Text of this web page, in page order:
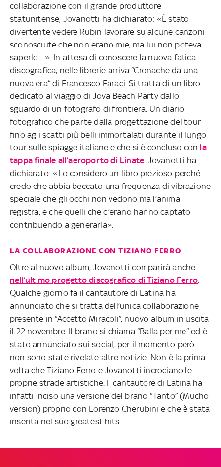
collaborazione con il grande produttore
statunitense, Jovanotti ha dichiarato: «È stato
divertente vedere Rubin lavorare su alcune canzoni
sconosciute che non erano mie, ma lui non poteva
saperlo…». In attesa di conoscere la nuova fatica
discografica, nelle librerie arriva “Cronache da una
nuova era” di Francesco Faraci. Si tratta di un libro
dedicato al viaggio di Jova Beach Party dallo
sguardo di un fotografo di frontiera. Un diario
fotografico che parte dalla progettazione del tour
fino agli scatti più belli immortalati durante il lungo
tour sulle spiagge italiane e che si è concluso con la
tappa finale all’aeroporto di Linate . Jovanotti ha
dichiarato: «Lo considero un libro prezioso perché
credo che abbia beccato una frequenza di vibrazione
speciale che gli occhi non vedono ma l’anima
registra, e che quelli che c’erano hanno captato
contribuendo a generarla».
LA COLLABORAZIONE CON TIZIANO FERRO
Oltre al nuovo album, Jovanotti comparirà anche
nell’ultimo progetto discografico di Tiziano Ferro
Qualche giorno fa il cantautore di Latina ha
annunciato che si tratta dell’unica collaborazione
presente in “Accetto Miracoli”, nuovo album in uscita
il 22 novembre. Il brano si chiama “Balla per me” ed è
stato annunciato sui social, per il momento però
non sono state rivelate altre notizie. Non è la prima
volta che Tiziano Ferro e Jovanotti incrociano le
proprie strade artistiche. Il cantautore di Latina ha
infatti inciso una versione del brano “Tanto” (Mucho
version) proprio con Lorenzo Cherubini e che è stata
inserita nel suo greatest hits.